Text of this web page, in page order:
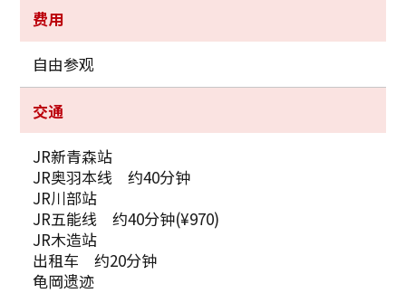
费用
自由参观
交通
JR新青森站
JR奥羽本线 约40分钟
JR川部站
JR五能线 约40分钟(¥970)
JR木造站
出租车 约20分钟
龟岡遗迹